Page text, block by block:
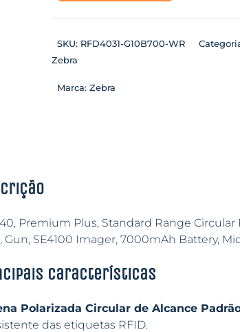
SKU: RFD4031-G10B700-WR
Zebra
Marca: Zebra
Premium Plus, Standard Range
Gun, SE4100 Imager, 7000mAh Battery,
características
Polarizada Circular de Alcance
das etiquetas RFID.